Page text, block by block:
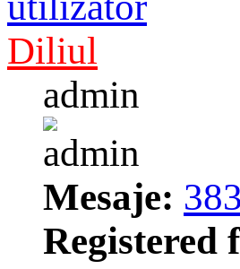
Diliul
admin
Mesaje:
Registered